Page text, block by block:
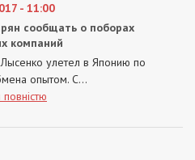
- 11:00
сообщать о поборах
компаний
улетел в Японию по
опытом. С...
повністю